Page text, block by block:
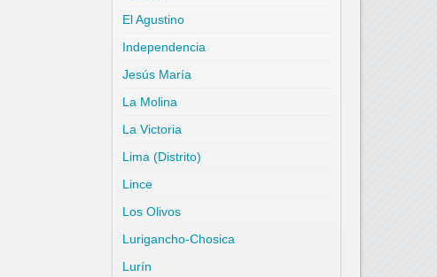
El Agustino
Independencia
Jesús María
La Molina
La Victoria
Lima (Distrito)
Lince
Los Olivos
Lurigancho-Chosica
Lurín